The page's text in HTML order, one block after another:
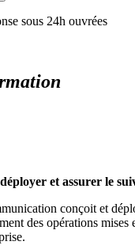
sous 24h ouvrées
et assurer le
conçoit et
des opérations